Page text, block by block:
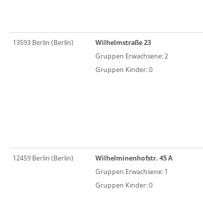
13593 Berlin (Berlin)
Wilhelmstraße 23
Gruppen Erwachsene: 2
Gruppen Kinder: 0
12459 Berlin (Berlin)
Wilhelminenhofstr. 45 A
Gruppen Erwachsene: 1
Gruppen Kinder: 0